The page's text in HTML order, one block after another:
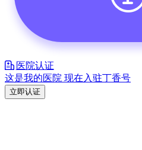
医院认证
这是我的医院 现在入驻丁香号
立即认证